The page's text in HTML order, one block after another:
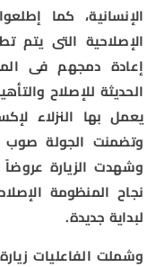
الإنسانية، كما
الإصلاحية التى يتم
إعادة دمجهم فى
الحديثة للإصلاح
يعمل بها النزلاء
وتضمنت الجولة صوب
وشهدت الزيارة
نجاح المنظومة
لبداية جديدة.
وشملت الفاعليات